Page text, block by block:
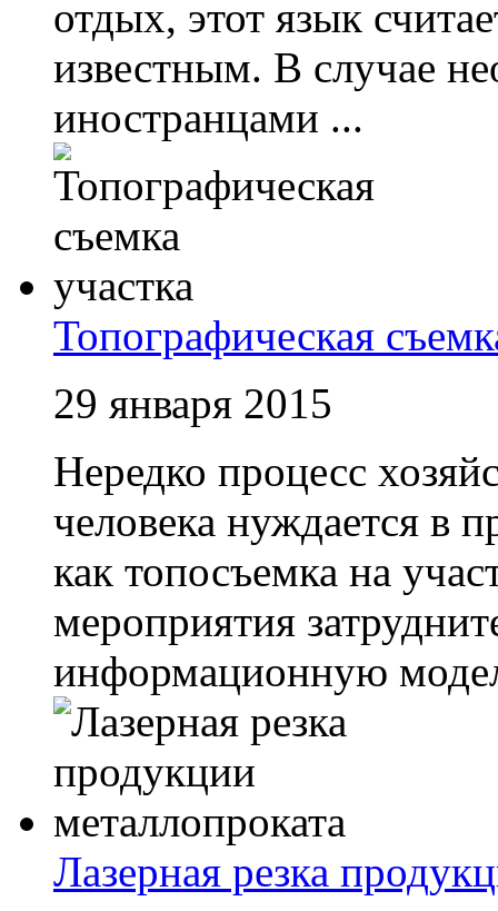
отдых, этот язык
известным. В случае
иностранцами ...
Топографическая
29 января 2015
Нередко процесс
человека нуждается в
как топосъемка на
мероприятия
информационную
Лазерная резка